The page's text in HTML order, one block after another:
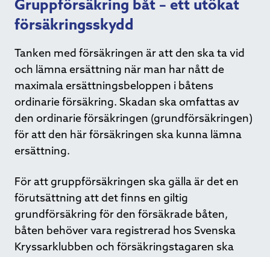
Gruppförsäkring båt – ett utökat
försäkringsskydd
Tanken med försäkringen är att den ska ta vid
och lämna ersättning när man har nått de
maximala ersättningsbeloppen i båtens
ordinarie försäkring. Skadan ska omfattas av
den ordinarie försäkringen (grundförsäkringen)
för att den här försäkringen ska kunna lämna
ersättning.
För att gruppförsäkringen ska gälla är det en
förutsättning att det finns en giltig
grundförsäkring för den försäkrade båten,
båten behöver vara registrerad hos Svenska
Kryssarklubben och försäkringstagaren ska